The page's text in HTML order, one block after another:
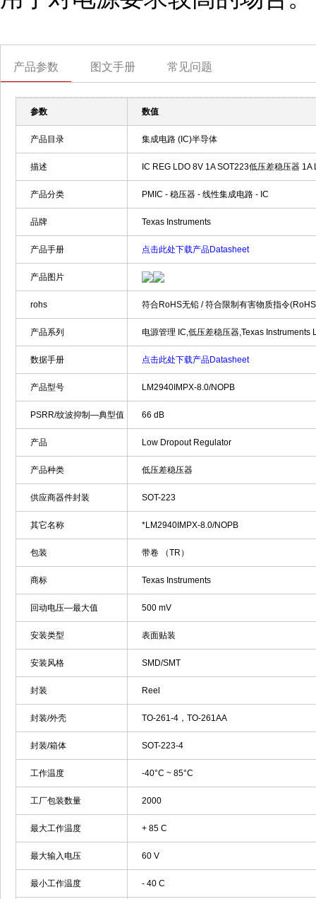
产品参数 图文手册 常见问题
参数 数值
产品目录 集成电路 (IC)半导体
描述 IC REG LDO 8V 1A SOT223低压差稳压器
产品分类 PMIC - 稳压器 - 线性集成电路 - IC
品牌 Texas Instruments
产品手册 点击此处下载产品Datasheet
产品图片
rohs 符合RoHS无铅 / 符合限制有害物质指令
产品系列 电源管理 IC,低压差稳压器,Texas Instruments
数据手册 点击此处下载产品Datasheet
产品型号 LM2940IMPX-8.0/NOPB
PSRR/纹波抑制—典型值 66 dB
产品 Low Dropout Regulator
产品种类 低压差稳压器
供应商器件封装 SOT-223
其它名称 *LM2940IMPX-8.0/NOPB
包装 带卷 （TR）
商标 Texas Instruments
回动电压—最大值 500 mV
安装类型 表面贴装
安装风格 SMD/SMT
封装 Reel
封装/外壳 TO-261-4，TO-261AA
封装/箱体 SOT-223-4
工作温度 -40°C ~ 85°C
工厂包装数量 2000
最大工作温度 + 85 C
最大输入电压 60 V
最小工作温度 - 40 C